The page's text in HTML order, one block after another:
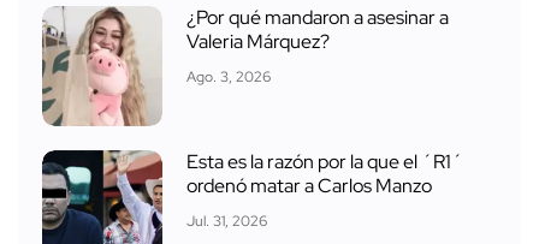
¿Por qué mandaron a asesinar a
Valeria Márquez?
Ago. 3, 2026
Esta es la razón por la que el ´R1´
ordenó matar a Carlos Manzo
Jul. 31, 2026